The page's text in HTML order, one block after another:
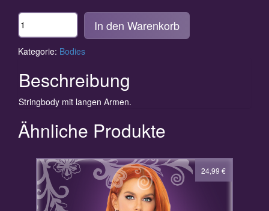
Anzahl In den Warenkorb
Kategorie: Bodies
Beschreibung
Stringbody mit langen Armen.
Ähnliche Produkte
24,99 €